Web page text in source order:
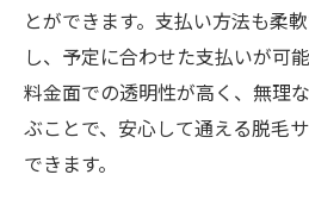
とができます。支払い方法も柔
し、予定に合わせた支払いが可
料金面での透明性が高く、無理
ぶことで、安心して通える脱毛
できます。